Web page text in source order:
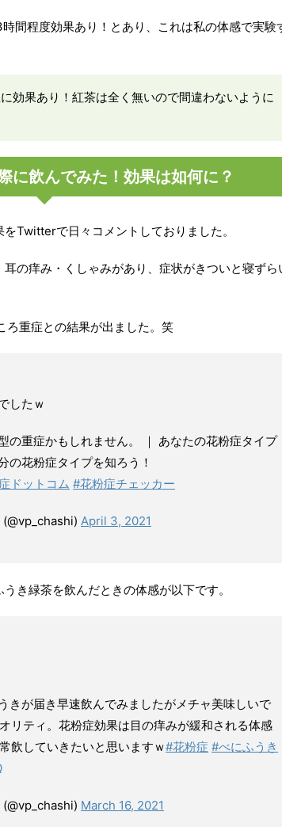
間程度効果あり！とあり、これは私の体感で実験
効果あり！紅茶は全く無いので間違わないように
に飲んでみた！効果は如何に？
Twitterで日々コメントしておりました。
の痒み・くしゃみがあり、症状がきついと寝ずら
ろ重症との結果が出ました。笑
したｗ
の重症かもしれません。 ｜ あなたの花粉症タイプ
の花粉症タイプを知ろう！
ドットコム #花粉症チェッカー
April 3, 2021
き緑茶を飲んだときの体感が以下です。
きが届き早速飲んでみましたがメチャ美味しいで
リティ。花粉症効果は目の痒みが緩和される体感
飲していきたいと思いますｗ#花粉症 #べにふうき
March 16, 2021